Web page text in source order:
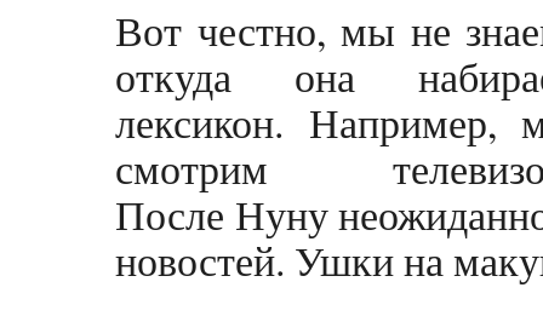
Вот честно, мы не
откуда она
лексикон. Например,
смотрим
После Нуну
новостей. Ушки на